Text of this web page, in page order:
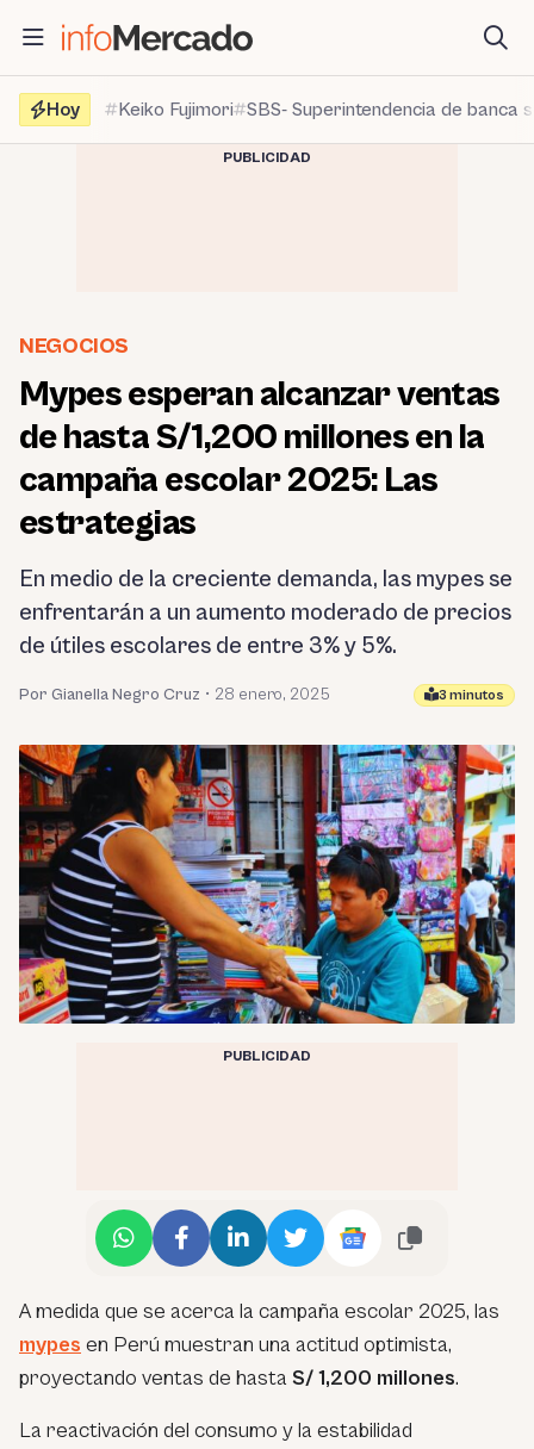
contenido
Hoy
Keiko Fujimori SBS- Superintendencia de banca
PUBLICIDAD
NEGOCIOS
Mypes esperan alcanzar ventas
de hasta S/1,200 millones en la
campaña escolar 2025: Las
estrategias
En medio de la creciente demanda, las mypes se
enfrentarán a un aumento moderado de precios
de útiles escolares de entre 3% y 5%.
Por Gianella Negro Cruz • 28 enero, 2025 3 minutos
PUBLICIDAD
A medida que se acerca la campaña escolar 2025, las
mypes en Perú muestran una actitud optimista,
proyectando ventas de hasta S/ 1,200 millones.
La reactivación del consumo y la estabilidad